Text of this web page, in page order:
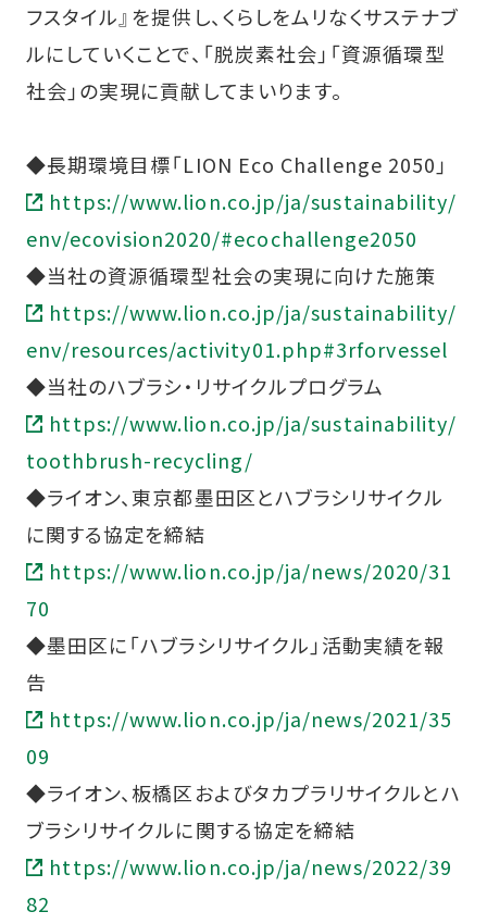
フスタイル』を提供し、くらしをムリなくサステナブ
ルにしていくことで、「脱炭素社会」「資源循環型
社会」の実現に貢献してまいります。
◆長期環境目標「LION Eco Challenge 2050」
https://www.lion.co.jp/ja/sustainability/
env/ecovision2020/#ecochallenge2050
◆当社の資源循環型社会の実現に向けた施策
https://www.lion.co.jp/ja/sustainability/
env/resources/activity01.php#3rforvessel
◆当社のハブラシ・リサイクルプログラム
https://www.lion.co.jp/ja/sustainability/
toothbrush-recycling/
◆ライオン、東京都墨田区とハブラシリサイクル
に関する協定を締結
https://www.lion.co.jp/ja/news/2020/31
70
◆墨田区に「ハブラシリサイクル」活動実績を報
告
https://www.lion.co.jp/ja/news/2021/35
09
◆ライオン、板橋区およびタカプラリサイクルとハ
ブラシリサイクルに関する協定を締結
https://www.lion.co.jp/ja/news/2022/39
82